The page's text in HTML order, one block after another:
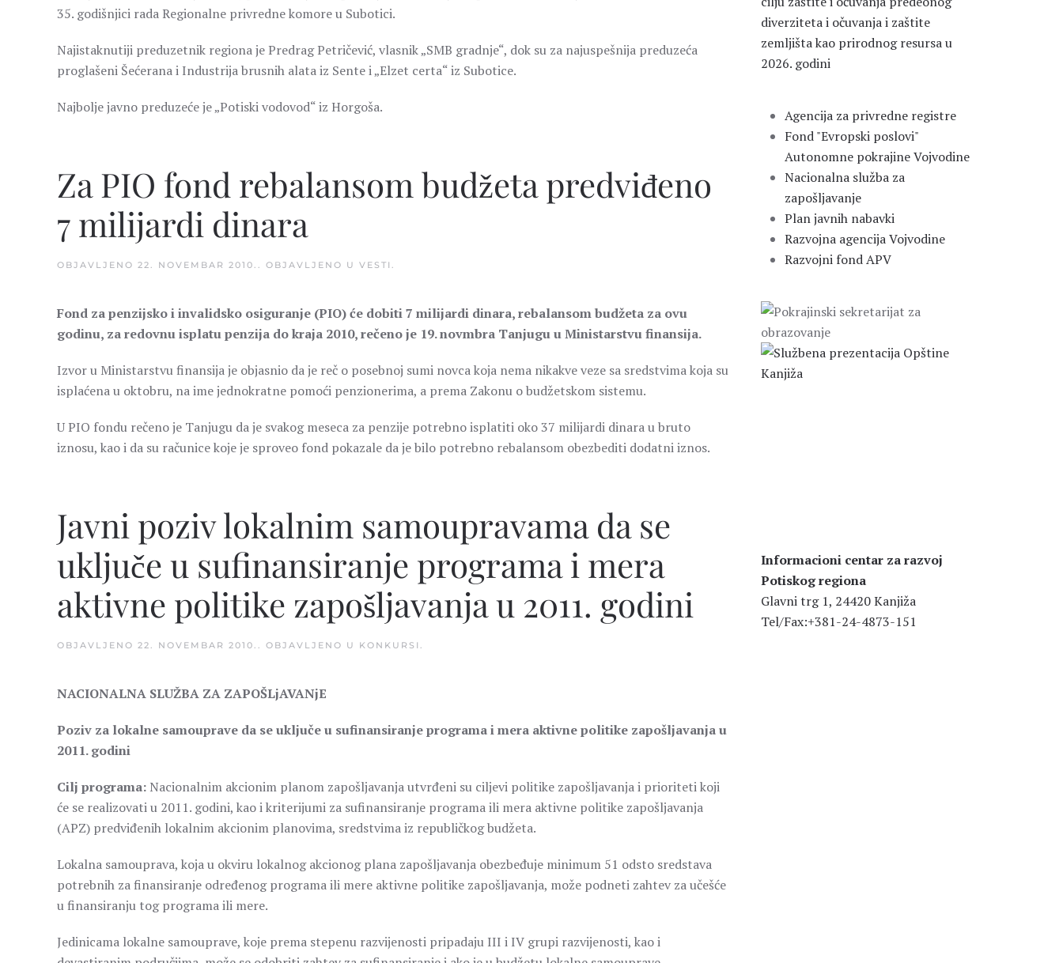
35. godišnjici rada Regionalne privredne komore u Subotici.
Najistaknutiji preduzetnik regiona je Predrag Petričević, vlasnik „SMB gradnje“, dok su za najuspešnija preduzeća
proglašeni Šećerana i Industrija brusnih alata iz Sente i „Elzet certa“ iz Subotice.
Najbolje javno preduzeće je „Potiski vodovod“ iz Horgoša.
Za PIO fond rebalansom budžeta predviđeno
7 milijardi dinara
OBJAVLJENO 22. NOVEMBAR 2010. . OBJAVLJENO U VESTI .
Fond za penzijsko i invalidsko osiguranje (PIO) će dobiti 7 milijardi dinara, rebalansom budžeta za ovu
godinu, za redovnu isplatu penzija do kraja 2010, rečeno je 19. novmbra Tanjugu u Ministarstvu finansija.
Izvor u Ministarstvu finansija je objasnio da je reč o posebnoj sumi novca koja nema nikakve veze sa sredstvima koja su
isplaćena u oktobru, na ime jednokratne pomoći penzionerima, a prema Zakonu o budžetskom sistemu.
U PIO fondu rečeno je Tanjugu da je svakog meseca za penzije potrebno isplatiti oko 37 milijardi dinara u bruto
iznosu, kao i da su računice koje je sproveo fond pokazale da je bilo potrebno rebalansom obezbediti dodatni iznos.
Javni poziv lokalnim samoupravama da se
uključe u sufinansiranje programa i mera
aktivne politike zapošljavanja u 2011. godini
OBJAVLJENO 22. NOVEMBAR 2010. . OBJAVLJENO U KONKURSI .
NACIONALNA SLUŽBA ZA ZAPOŠLjAVANjE
Poziv za lokalne samouprave da se uključe u sufinansiranje programa imera aktivne politike zapošljavanja u
2011. godini
Cilj programa: Nacionalnim akcionim planom zapošljavanja utvrđeni su ciljevi politike zapošljavanja i prioriteti koji
će se realizovati u 2011. godini, kao i kriterijumi za sufinansiranje programa ili mera aktivne politike zapošljavanja
(APZ) predviđenih lokalnim akcionim planovima, sredstvima iz republičkog budžeta.
Lokalna samouprava, koja u okviru lokalnog akcionog plana zapošljavanja obezbeđuje minimum 51 odsto sredstava
potrebnih za finansiranje određenog programa ili mere aktivne politike zapošljavanja, može podneti zahtev za učešće
u finansiranju tog programa ili mere.
Jedinicama lokalne samouprave, koje prema stepenu razvijenosti pripadaju III i IV grupi razvijenosti, kao i
diverziteta i očuvanja i zaštite
zemljišta kao prirodnog resursa u
2026. godini
Agencija za privredne registre
Fond "Evropski poslovi"
Autonomne pokrajine Vojvodine
Nacionalna služba za
zapošljavanje
Plan javnih nabavki
Razvojna agencija Vojvodine
Razvojni fond APV
Informacioni centar za razvoj
Potiskog regiona
Glavni trg 1, 24420 Kanjiža
Tel/Fax:+381-24-4873-151